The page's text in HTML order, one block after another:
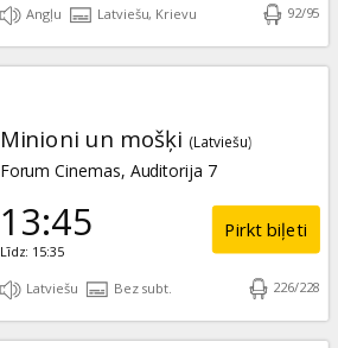
Angļu Latviešu, Krievu 92/95
Minioni un mošķi (Latviešu)
Forum Cinemas, Auditorija 7
13:45
Līdz: 15:35
Pirkt biļeti
Latviešu Bez subt. 226/228